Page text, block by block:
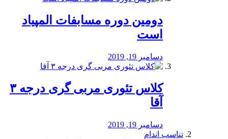
دومین دوره مسابفات المپیاد
است
دسامبر 19, 2019
کلاس تئوری مربی گری درجه ۳
آقا
دسامبر 19, 2019
تناسب اندام